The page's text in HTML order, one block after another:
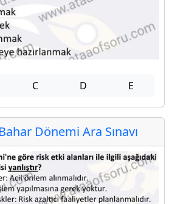
C D E
Dönemi Ara Sınavı